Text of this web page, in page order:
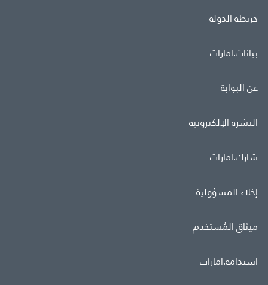
خريطة الدولة
بيانات.امارات
عن البوابة
النشرة الإلكترونية
شارك.امارات
إخلاء المسؤولية
ميثاق المُستخدم
استدامة.امارات